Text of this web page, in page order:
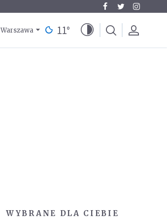
Warszawa 11°
WYBRANE DLA CIEBIE